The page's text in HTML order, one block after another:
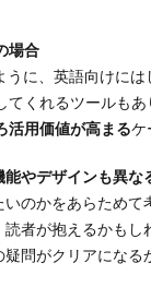
場合
うに、英語向けに
てくれるツールもあ
活用価値が高まるケ
やデザインも異な
いのかをあらためて
者が抱えるかもし
疑問がクリアになる